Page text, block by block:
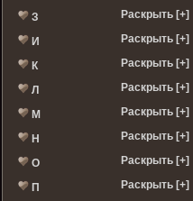
З Раскрыть [+]
И Раскрыть [+]
К Раскрыть [+]
Л Раскрыть [+]
М Раскрыть [+]
Н Раскрыть [+]
О Раскрыть [+]
П Раскрыть [+]